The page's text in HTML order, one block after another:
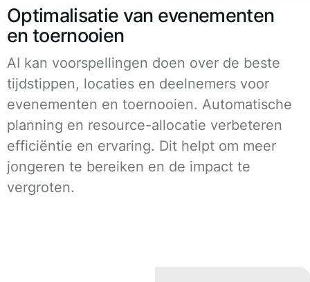
Optimalisatie van evenementen
en toernooien
AI kan voorspellingen doen over de beste
tijdstippen, locaties en deelnemers voor
evenementen en toernooien. Automatische
planning en resource-allocatie verbeteren
efficiëntie en ervaring. Dit helpt om meer
jongeren te bereiken en de impact te
vergroten.